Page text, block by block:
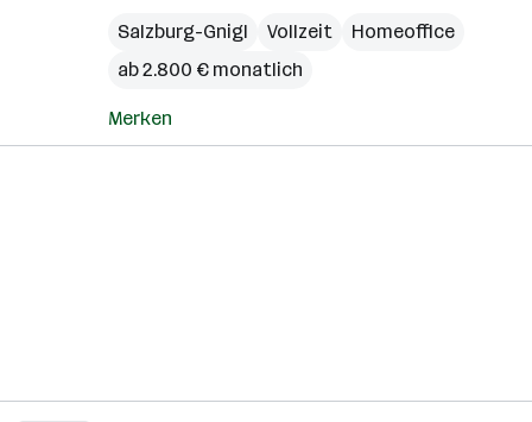
Salzburg-Gnigl
Vollzeit
Homeoffice
ab 2.800 € monatlich
Merken